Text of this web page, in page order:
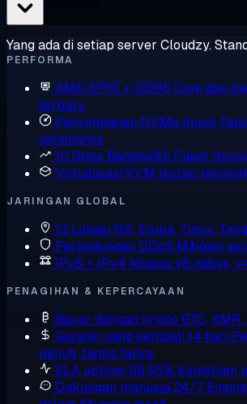
Yang ada di setiap server Cloudzy.
PERFORMA
AMD EPYC + DDR5 Core dan
terbaru
Penyimpanan NVMe murni
selamanya
10 Gbps Bandwidth Paket
Virtualisasi KVM Isolasi
JARINGAN GLOBAL
13 Lokasi NA, Eropa, Timur
Perlindungan DDoS Mitigasi
IPv6 + IPv4 khusus v6 native,
PENAGIHAN & KEPERCAYAAN
Bayar dengan kripto BTC,
Garansi uang kembali 14 hari
penuh, tanpa tanya
SLA uptime 99,95% Komitmen
Dukungan manusia 24/7